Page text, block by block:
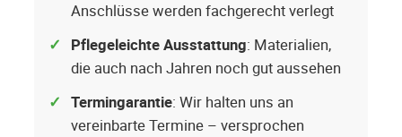
Anschlüsse werden fachgerecht verlegt
Pflegeleichte Ausstattung: Materialien,
die auch nach Jahren noch gut aussehen
Termingarantie: Wir halten uns an
vereinbarte Termine – versprochen